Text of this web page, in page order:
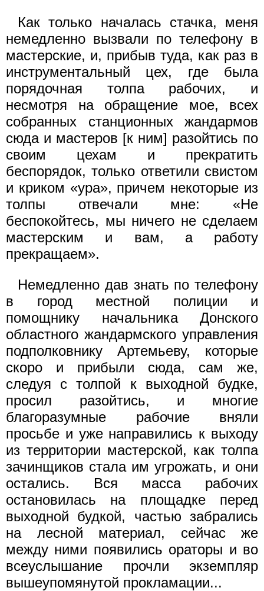
Как только началась стачка, меня
немедленно вызвали по телефону в
мастерские, и, прибыв туда, как раз в
инструментальный цех, где была
порядочная толпа рабочих, и
несмотря на обращение мое, всех
собранных станционных жандармов
сюда и мастеров [к ним] разойтись по
своим цехам и прекратить
беспорядок, только ответили свистом
и криком «ура», причем некоторые из
толпы отвечали мне: «Не
беспокойтесь, мы ничего не сделаем
мастерским и вам, а работу
прекращаем».
Немедленно дав знать по телефону
в город местной полиции и
помощнику начальника Донского
областного жандармского управления
подполковнику Артемьеву, которые
скоро и прибыли сюда, сам же,
следуя с толпой к выходной будке,
просил разойтись, и многие
благоразумные рабочие вняли
просьбе и уже направились к выходу
из территории мастерской, как толпа
зачинщиков стала им угрожать, и они
остались. Вся масса рабочих
остановилась на площадке перед
выходной будкой, частью забрались
на лесной материал, сейчас же
между ними появились ораторы и во
всеуслышание прочли экземпляр
вышеупомянутой прокламации...